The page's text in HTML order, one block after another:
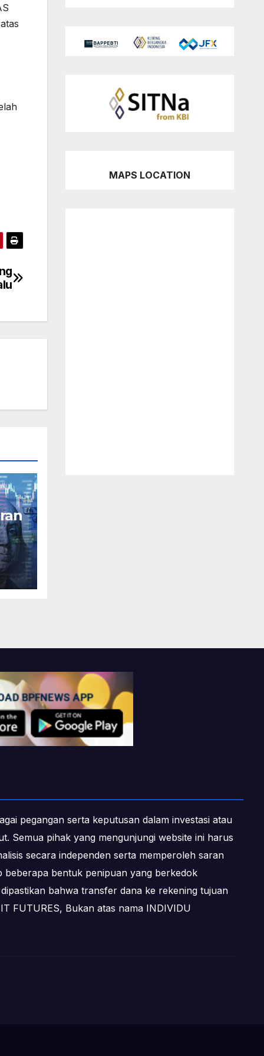
MAPS LOCATION
pegangan serta keputusan dalam investasi atau
Semua pihak yang mengunjungi website ini harus
secara independen serta memperoleh saran
beberapa bentuk penipuan yang berkedok
bahwa transfer dana ke rekening tujuan
FUTURES, Bukan atas nama INDIVIDU